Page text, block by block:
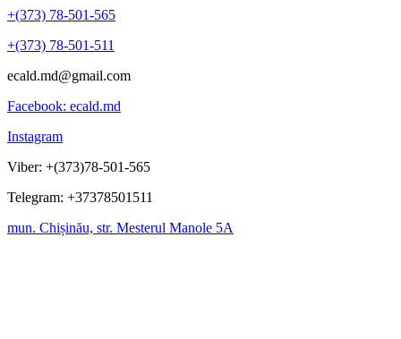
+(373) 78-501-565
+(373) 78-501-511
ecald.md@gmail.com
Facebook: ecald.md
Instagram
Viber: +(373)78-501-565
Telegram: +37378501511
mun. Chișinău, str. Mesterul Manole 5A